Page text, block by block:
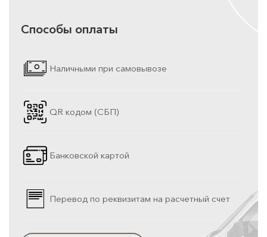
Способы оплаты
Наличными при самовывозе
QR кодом (СБП)
Банковской картой
Перевод по реквизитам на расчетный счет